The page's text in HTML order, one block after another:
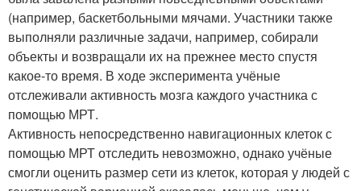
(например, баскетбольными мячами. Участники также
выполняли различные задачи, например, собирали
объекты и возвращали их на прежнее место спустя
какое-то время. В ходе эксперимента учёные
отслеживали активность мозга каждого участника с
помощью МРТ.
Активность непосредственно навигационных клеток с
помощью МРТ отследить невозможно, однако учёные
смогли оценить размер сети из клеток, которая у людей с